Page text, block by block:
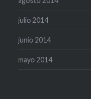
julio 2014
junio 2014
mayo 2014